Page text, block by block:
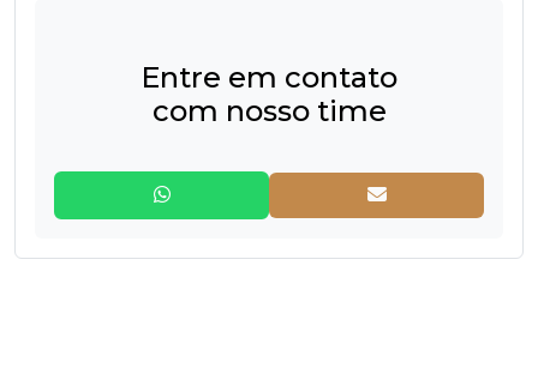
Entre em contato
com nosso time